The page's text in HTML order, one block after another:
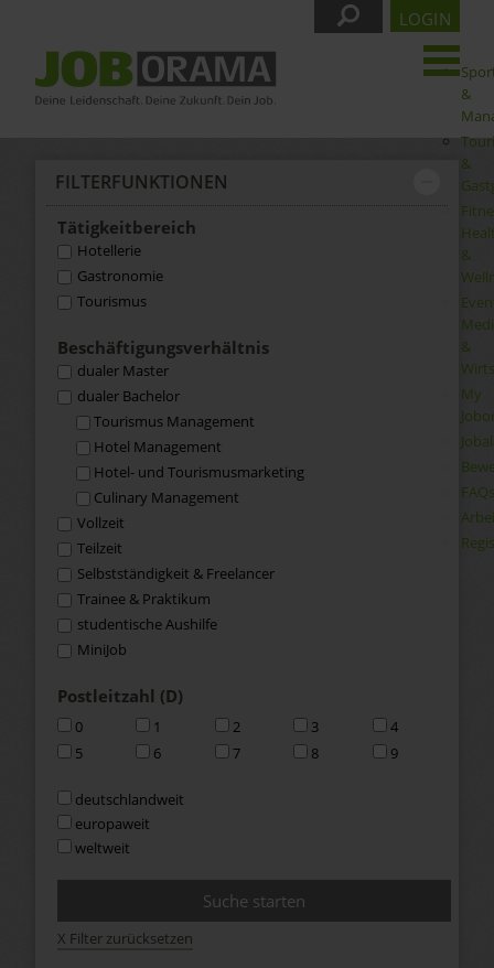
&
&
&
&
My
FAQs
LOGIN
FILTER­FUNKTIONEN
Tätigkeit­bereich
Hotellerie
Gastronomie
Tourismus
Beschäftigungs­verhältnis
dualer Master
dualer Bachelor
Tourismus Management
Hotel Management
Hotel- und Tourismusmarketing
Culinary Management
Vollzeit
Teilzeit
Selbstständigkeit & Freelancer
Trainee & Praktikum
studentische Aushilfe
MiniJob
Postleitzahl (D)
0 1 2 3
4
5
6 7 8 9
deutschlandweit
europaweit
weltweit
X Filter zurücksetzen